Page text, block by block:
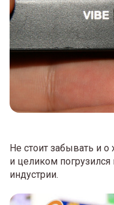
Не стоит забывать и
и целиком
индустрии.